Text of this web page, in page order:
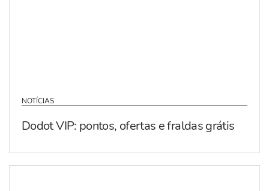
NOTÍCIAS
Dodot VIP: pontos, ofertas e fraldas grátis